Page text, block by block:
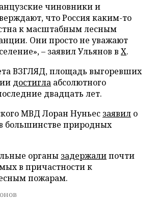
чиновники и
что Россия каким-то
к масштабным лесным
Они просто не уважают
– заявил Ульянов в X.
ВЗГЛЯД, площадь выгоревших
достигла абсолютного
двадцать лет.
МВД Лоран Нуньес заявил о
большинстве природных
органы задержалипочти
в причастности к
пожарам.